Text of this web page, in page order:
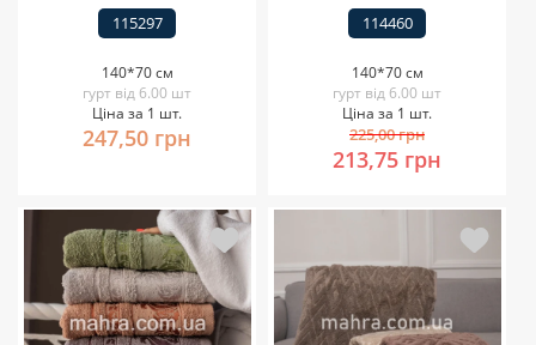
115297
140*70 см
гурт від 6.00 шт
Ціна за 1 шт.
247,50 грн
114460
140*70 см
гурт від 6.00 шт
Ціна за 1 шт.
225,00 грн
213,75 грн